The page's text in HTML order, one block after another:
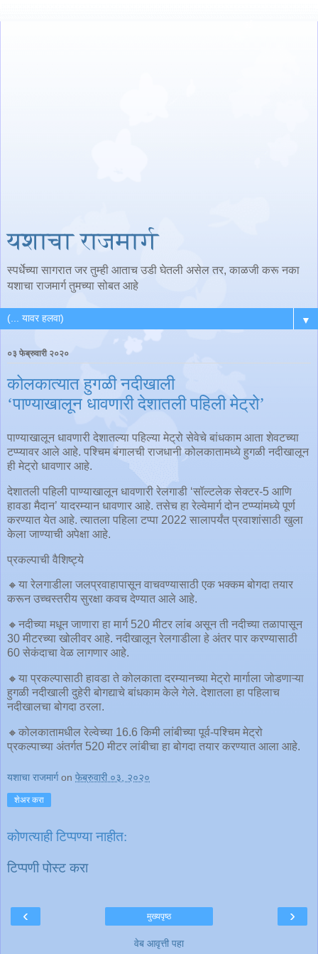
यशाचा राजमार्ग
स्पर्धेच्या सागरात जर तुम्ही आताच उडी घेतली असेल तर, काळजी करू नका
यशाचा राजमार्ग तुमच्या सोबत आहे
▼
०३ फेब्रुवारी २०२०
कोलकात्यात हुगळी नदीखाली
‘पाण्याखालून धावणारी देशातली पहिली मेट्रो’
पाण्याखालून धावणारी देशातल्या पहिल्या मेट्रो सेवेचे बांधकाम आता शेवटच्या
टप्प्यावर आले आहे. पश्चिम बंगालची राजधानी कोलकातामध्ये हुगळी नदीखालून
ही मेट्रो धावणार आहे.
देशातली पहिली पाण्याखालून धावणारी रेलगाडी ‘सॉल्टलेक सेक्‍टर-5 आणि
हावडा मैदान’ यादरम्यान धावणार आहे. तसेच हा रेल्वेमार्ग दोन टप्प्यांमध्ये पूर्ण
करण्यात येत आहे. त्यातला पहिला टप्पा 2022 सालापर्यंत प्रवाशांसाठी खुला
केला जाण्याची अपेक्षा आहे.
प्रकल्पाची वैशिष्ट्ये
🔸या रेलगाडीला जलप्रवाहापासून वाचवण्यासाठी एक भक्कम बोगदा तयार
करून उच्चस्तरीय सुरक्षा कवच देण्यात आले आहे.
🔸नदीच्या मधून जाणारा हा मार्ग 520 मीटर लांब असून ती नदीच्या तळापासून
30 मीटरच्या खोलीवर आहे. नदीखालून रेलगाडीला हे अंतर पार करण्यासाठी
60 सेकंदाचा वेळ लागणार आहे.
🔸या प्रकल्पासाठी हावडा ते कोलकाता दरम्यानच्या मेट्रो मार्गाला जोडणाऱ्या
हुगळी नदीखाली दुहेरी बोगद्याचे बांधकाम केले गेले. देशातला हा पहिलाच
नदीखालचा बोगदा ठरला.
🔸कोलकातामधील रेल्वेच्या 16.6 किमी लांबीच्या पूर्व-पश्चिम मेट्रो
प्रकल्पाच्या अंतर्गत 520 मीटर लांबीचा हा बोगदा तयार करण्यात आला आहे.
यशाचा राजमार्ग on फेब्रुवारी ०३, २०२०
शेअर करा
कोणत्याही टिप्पण्‍या नाहीत:
टिप्पणी पोस्ट करा
‹ ›
मुख्यपृष्ठ
वेब आवृत्ती पहा